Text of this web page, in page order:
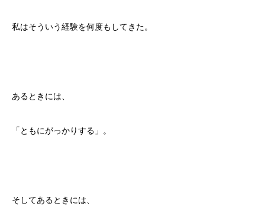
私はそういう経験を何度もしてきた。
あるときには、
「ともにがっかりする」。
そしてあるときには、